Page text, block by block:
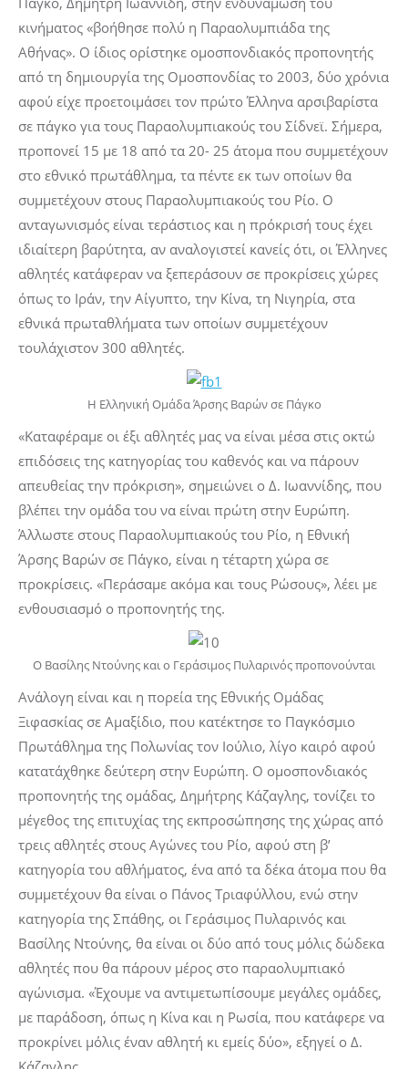
κινήματος «βοήθησε πολύ η Παραολυμπιάδα της
Αθήνας». Ο ίδιος ορίστηκε ομοσπονδιακός προπονητής
από τη δημιουργία της Ομοσπονδίας το 2003, δύο χρόνια
αφού είχε προετοιμάσει τον πρώτο Έλληνα αρσιβαρίστα
σε πάγκο για τους Παραολυμπιακούς του Σίδνεϊ. Σήμερα,
προπονεί 15 με 18 από τα 20- 25 άτομα που συμμετέχουν
στο εθνικό πρωτάθλημα, τα πέντε εκ των οποίων θα
συμμετέχουν στους Παραολυμπιακούς του Ρίο. Ο
ανταγωνισμός είναι τεράστιος και η πρόκρισή τους έχει
ιδιαίτερη βαρύτητα, αν αναλογιστεί κανείς ότι, οι Έλληνες
αθλητές κατάφεραν να ξεπεράσουν σε προκρίσεις χώρες
όπως το Ιράν, την Αίγυπτο, την Κίνα, τη Νιγηρία, στα
εθνικά πρωταθλήματα των οποίων συμμετέχουν
τουλάχιστον 300 αθλητές.
Η Ελληνική Ομάδα Άρσης Βαρών σε Πάγκο
«Καταφέραμε οι έξι αθλητές μας να είναι μέσα στις οκτώ
επιδόσεις της κατηγορίας του καθενός και να πάρουν
απευθείας την πρόκριση», σημειώνει ο Δ. Ιωαννίδης, που
βλέπει την ομάδα του να είναι πρώτη στην Ευρώπη.
Άλλωστε στους Παραολυμπιακούς του Ρίο, η Εθνική
Άρσης Βαρών σε Πάγκο, είναι η τέταρτη χώρα σε
προκρίσεις. «Περάσαμε ακόμα και τους Ρώσους», λέει με
ενθουσιασμό ο προπονητής της.
Ο Βασίλης Ντούνης και ο Γεράσιμος Πυλαρινός προπονούνται
Ανάλογη είναι και η πορεία της Εθνικής Ομάδας
Ξιφασκίας σε Αμαξίδιο, που κατέκτησε το Παγκόσμιο
Πρωτάθλημα της Πολωνίας τον Ιούλιο, λίγο καιρό αφού
κατατάχθηκε δεύτερη στην Ευρώπη. Ο ομοσπονδιακός
προπονητής της ομάδας, Δημήτρης Κάζαγλης, τονίζει το
μέγεθος της επιτυχίας της εκπροσώπησης της χώρας από
τρεις αθλητές στους Αγώνες του Ρίο, αφού στη β’
κατηγορία του αθλήματος, ένα από τα δέκα άτομα που θα
συμμετέχουν θα είναι ο Πάνος Τριαφύλλου, ενώ στην
κατηγορία της Σπάθης, οι Γεράσιμος Πυλαρινός και
Βασίλης Ντούνης, θα είναι οι δύο από τους μόλις δώδεκα
αθλητές που θα πάρουν μέρος στο παραολυμπιακό
αγώνισμα. «Έχουμε να αντιμετωπίσουμε μεγάλες ομάδες,
με παράδοση, όπως η Κίνα και η Ρωσία, που κατάφερε να
προκρίνει μόλις έναν αθλητή κι εμείς δύο», εξηγεί ο Δ.